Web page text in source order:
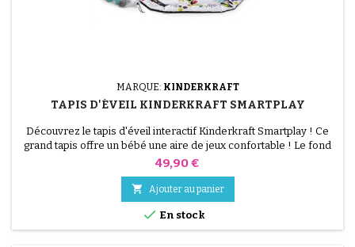
MARQUE: KINDERKRAFT
TAPIS D'ÉVEIL KINDERKRAFT SMARTPLAY
Découvrez le tapis d'éveil interactif Kinderkraft Smartplay ! Ce
grand tapis offre un bébé une aire de jeux confortable ! Le fond
de tapis d'éveil est épais et très moelleux, ses côtés peuvent être
soulevés et attachés pour former un parc.
Prix
49,90 €
 Ajouter au panier
 En stock